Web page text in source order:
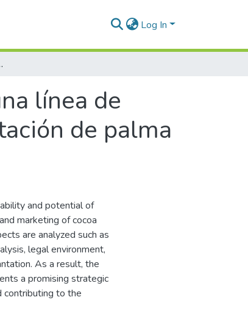
Log In
de palma de aceite
línea de
de palma
and potential of
marketing of cocoa
are analyzed such as
legal environment,
As a result, the
a promising strategic
contributing to the